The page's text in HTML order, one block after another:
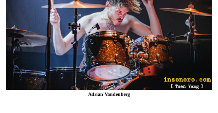
Adrian Vandenberg